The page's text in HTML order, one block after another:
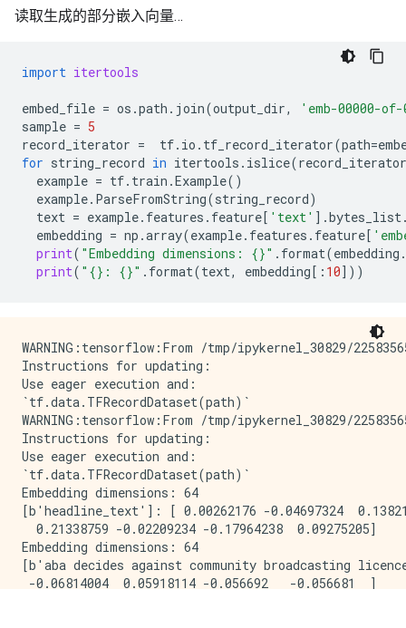
File "pyarrow/pandas-shim.pxi", line 110, in
ModuleNotFoundError: No module named
2021-08-13 20:30:34.260887: W tensorflow/core/
INFO:tensorflow:Saver not created because there
2021-08-13 20:30:35.866330: I tensorflow/
2021-08-13 20:30:35.866868: I tensorflow/
2021-08-13 20:30:35.867284: I tensorflow/
2021-08-13 20:30:35.867742: I tensorflow/
2021-08-13 20:30:35.868131: I tensorflow/
2021-08-13 20:30:35.868477: I tensorflow/core/
WARNING:tensorflow:From /tmpfs/src/
Instructions for updating:
This function will only be available through the v1
This function will only be available through the v1
INFO:tensorflow:Assets added to graph.
INFO:tensorflow:Assets added to graph.
INFO:tensorflow:No assets to write.
INFO:tensorflow:No assets to write.
INFO:tensorflow:SavedModel written to: /tmp/
INFO:tensorflow:SavedModel written to: /tmp/
WARNING:tensorflow:From /tmpfs/src/tf_docs_env/
Instructions for updating:
Use ref() instead.
WARNING:tensorflow:From /tmpfs/src/tf_docs_env/
Instructions for updating:
Use ref() instead.
WARNING:tensorflow:Tensorflow version (2.6.0)
WARNING:tensorflow:Tensorflow version (2.6.0)
WARNING:tensorflow:You are passing instance
读取生成的部分嵌入向量…
import itertools
embed_file = os .path . join(output_dir,
'emb-00000-
sample = 5
record_iterator = tf. io . tf_record_iterator(path=
for string_record in itertools . islice(record_iterator
example = tf. train .Example()
example. ParseFromString(string_record)
text = example. features . feature[ 'text' ] .bytes_list
embedding = np .array(example. features . feature[
print( "Embedding dimensions: {}" . format(embedding .
print( " {} : {}" . format(text, embedding[: 10]))
WARNING:tensorflow:From /tmp/ipykernel_30829/
Instructions for updating:
Use eager execution and:
`tf.data.TFRecordDataset(path)`
WARNING:tensorflow:From /tmp/ipykernel_30829/
Instructions for updating:
Use eager execution and:
`tf.data.TFRecordDataset(path)`
Embedding dimensions: 64
[b'headline_text']: [ 0.00262176 -0.04697324
  0.21338759 -0.02209234 -0.17964238  0.09275205]
Embedding dimensions: 64
[b'aba decides against community broadcasting
-0.06814004  0.05918114 -0.056692   -0.056681  ]